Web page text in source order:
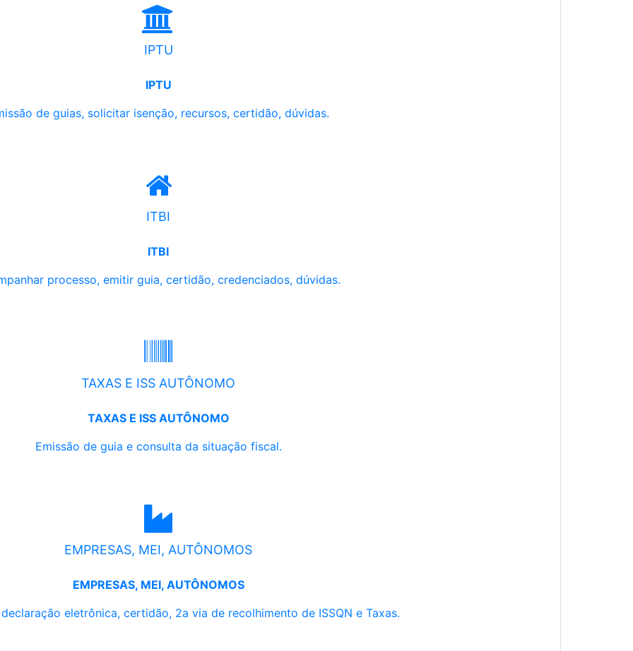
IPTU
IPTU
de guias, solicitar isenção, recursos, certidão, dúvidas.
ITBI
ITBI
processo, emitir guia, certidão, credenciados, dúvidas.
TAXAS E ISS AUTÔNOMO
TAXAS E ISS AUTÔNOMO
Emissão de guia e consulta da situação fiscal.
EMPRESAS, MEI, AUTÔNOMOS
EMPRESAS, MEI, AUTÔNOMOS
eletrônica, certidão, 2a via de recolhimento de ISSQN e Taxas.